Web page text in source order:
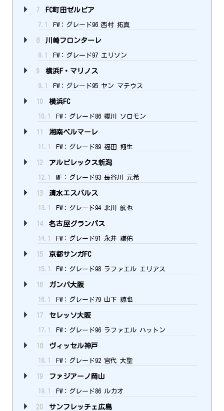
7 FC町田ゼルビア
7.1 FW：グレード96 西村 拓真
8 川崎フロンターレ
8.1 FW：グレード97 エリソン
9 横浜F・マリノス
9.1 FW：グレード95 ヤン マテウス
10 横浜FC
10.1 FW：グレード86 櫻川 ソロモン
11 湘南ベルマーレ
11.1 FW：グレード89 福田 翔生
12 アルビレックス新潟
12.1 MF：グレード93 長谷川 元希
13 清水エスパルス
13.1 FW：グレード94 北川 航也
14 名古屋グランパス
14.1 FW：グレード91 永井 謙佑
15 京都サンガFC
15.1 FW：グレード98 ラファエル エリアス
16 ガンバ大阪
16.1 FW：グレード79 山下 諒也
17 セレッソ大阪
17.1 FW：グレード96 ラファエル ハットン
18 ヴィッセル神戸
18.1 FW：グレード92 宮代 大聖
19 ファジアーノ岡山
19.1 FW：グレード86 ルカオ
20 サンフレッチェ広島